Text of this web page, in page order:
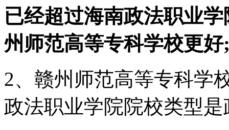
已经超过海南政法职业
州师范高等专科学校更好
2、赣州师范高等专科学
政法职业学院院校类型